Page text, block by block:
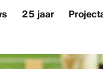
25 jaar